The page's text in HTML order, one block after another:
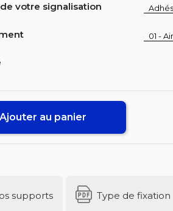
votre signalisation
Ajouter au panier
supports Type de fixation